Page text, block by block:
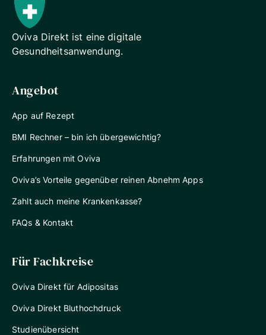
Oviva Direkt ist eine digitale
Gesundheitsanwendung.
Angebot
App auf Rezept
BMI Rechner – bin ich übergewichtig?
Erfahrungen mit Oviva
Oviva’s Vorteile gegenüber reinen Abnehm Apps
Zahlt auch meine Krankenkasse?
FAQs & Kontakt
Für Fachkreise
Oviva Direkt für Adipositas
Oviva Direkt Bluthochdruck
Studienübersicht